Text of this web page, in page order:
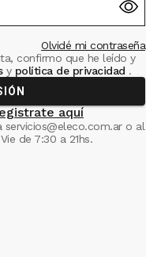
Olvidé mi contraseña
confirmo que he leído y
ypolítica de privacidad .
aquí
servicios@eleco.com.aro al
de 7:30 a 21hs.